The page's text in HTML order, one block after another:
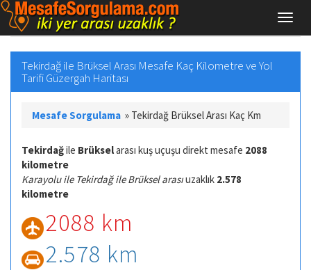
Tekirdağ ile Brüksel Arası Mesafe Kaç Kilometre ve Yol
Tarifi Güzergah Haritası
Mesafe Sorgulama » Tekirdağ Brüksel Arası Kaç Km
Tekirdağile Brükselarası kuş uçuşu direkt mesafe 2088
kilometre
Karayolu ile Tekirdağ ile Brüksel arasıuzaklık 2.578
kilometre
2088 km
2.578 km